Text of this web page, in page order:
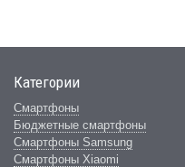
Категории
Смартфоны
Бюджетные смартфоны
Смартфоны Samsung
Смартфоны Xiaomi